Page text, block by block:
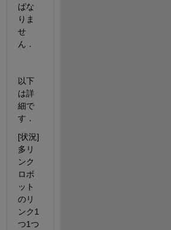
ばな
りま
せ
ん．
以下
は詳
細で
す．
[状況]
多リ
ンク
ロボ
ット
のリ
ンク1
つ1つ